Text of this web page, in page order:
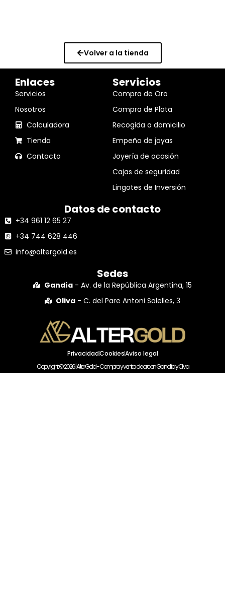
Volver a la tienda
Enlaces
Servicios
Nosotros
Calculadora
Tienda
Contacto
Servicios
Compra de Oro
Compra de Plata
Recogida a domicilio
Empeño de joyas
Joyería de ocasión
Cajas de seguridad
Lingotes de Inversión
Datos de contacto
+34 961 12 65 27
+34 744 628 446
info@altergold.es
Sedes
Gandía - Av. de la República Argentina, 15
Oliva - C. del Pare Antoni Salelles, 3
PrivacidadCookiesAviso legal
Copyright © 2026 | Alter Gold - Compra y venta de oro en Gandía y Oliva